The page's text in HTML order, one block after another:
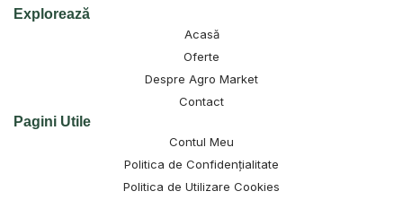
Explorează
Acasă
Oferte
Despre Agro Market
Contact
Pagini Utile
Contul Meu
Politica de Confidențialitate
Politica de Utilizare Cookies